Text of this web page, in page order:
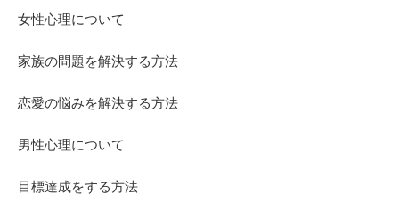
女性心理について
家族の問題を解決する方法
恋愛の悩みを解決する方法
男性心理について
目標達成をする方法